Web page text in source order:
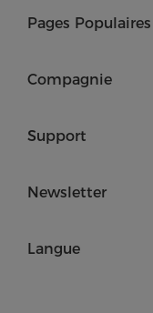
Pages Populaires
Compagnie
Support
Newsletter
Langue